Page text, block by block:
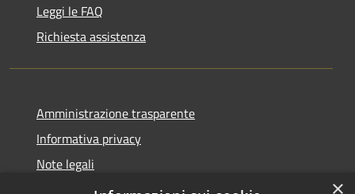
Leggi le FAQ
Richiesta assistenza
Amministrazione trasparente
Informativa privacy
Note legali
Dichiarazione di accessibilità
×